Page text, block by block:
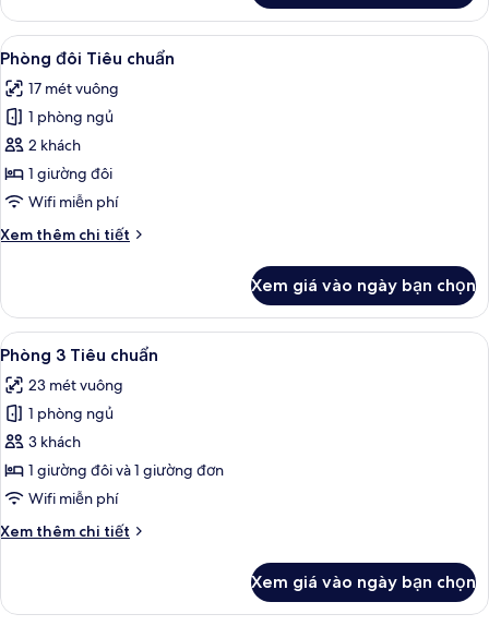
Phòng
đôi
Superior
Xem
tất
cả
ảnh
Phòng
đôi
Tiêu
Phòng cách âm, truy cập Internet
4
Phòng đôi Tiêu chuẩn
17 mét vuông
1 phòng ngủ
2 khách
1 giường đôi
Wifi miễn phí
Xem thêm chi tiết
Chi
Phòng
đôi
Tiêu
chuẩn
Xem giá vào ngày bạn chọn
Xem
tất
cả
ảnh
Phòng
3
Tiêu
Phòng 3 Tiêu chuẩn | Phòng cách
5
Phòng 3 Tiêu chuẩn
23 mét vuông
1 phòng ngủ
3 khách
1 giường đôi và 1 giường đơn
Wifi miễn phí
Xem thêm chi tiết
Chi
Phòng
Xem giá vào ngày bạn chọn